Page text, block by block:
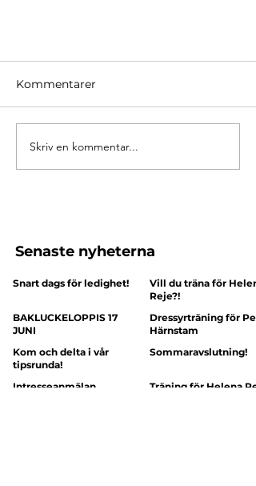
Kommentarer
Skriv en kommentar...
Senaste nyheterna
Snart dags för ledighet!
Vill du träna för
Reje?!
BAKLUCKELOPPIS 17
JUNI
Dressyrträning för
Härnstam
Kom och delta i vår
tipsrunda!
Sommaravslutning!
Intresseanmälan
Träning för Helena